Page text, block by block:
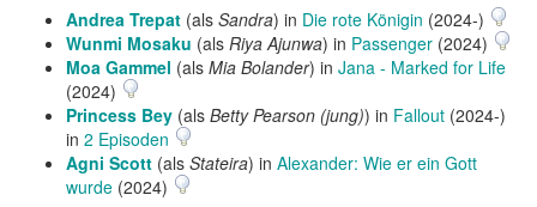
Andrea Trepat (als Sandra) in Die rote Königin (2024-)
Wunmi Mosaku (als Riya Ajunwa) in Passenger (2024)
Moa Gammel (als Mia Bolander) in Jana - Marked for Life
(2024)
Princess Bey (als Betty Pearson (jung)) in Fallout (2024-)
in 2 Episoden
Agni Scott (als Stateira) in Alexander: Wie er ein Gott
wurde (2024)